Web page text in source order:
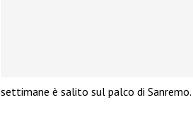
settimane è salito sul palco di Sanremo.